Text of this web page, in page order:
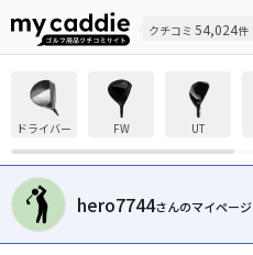
クチコミ 54,024件
ドライバー FW UT
hero7744さんのマイページ